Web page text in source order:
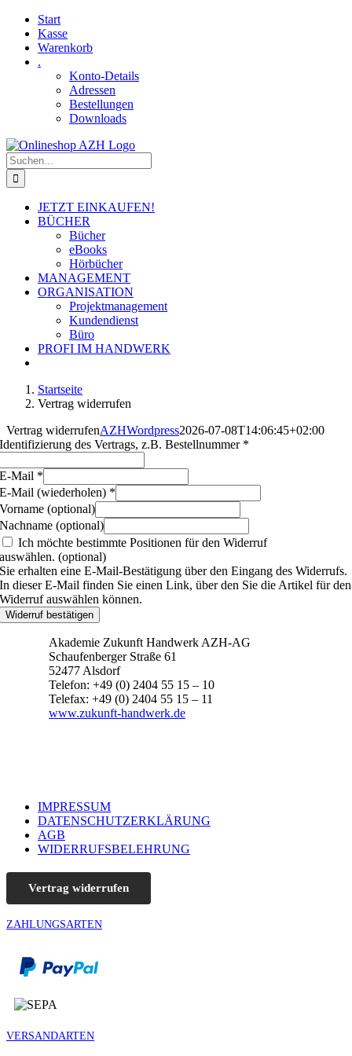
Skip
content
Facebook
YouTubeStart
Kasse
Warenkorb
.
Konto-Details
Adressen
Bestellungen
Downloads
Suche
nach:
JETZT EINKAUFEN!
BÜCHER
Bücher
eBooks
Hörbücher
MANAGEMENT
ORGANISATION
Projektmanagement
Kundendienst
Büro
PROFI IM HANDWERK
Startseite
Vertrag widerrufen
Vertrag widerrufenAZHWordpress2026-07-08T14:06:45+02:00
Identifizierung des Vertrags, z.B. Bestellnummer *
E-Mail *
E-Mail (wiederholen) *
Vorname(optional)
Nachname(optional)
Ich möchte bestimmte Positionen für den Widerruf
auswählen.(optional)
Sie erhalten eine E-Mail-Bestätigung über den Eingang des Widerrufs.
In dieser E-Mail finden Sie einen Link, über den Sie die Artikel für den
Widerruf auswählen können.
Widerruf bestätigen
Akademie Zukunft Handwerk AZH-AG
Schaufenberger Straße 61
52477 Alsdorf
Telefon: +49 (0) 2404 55 15 – 10
Telefax: +49 (0) 2404 55 15 – 11
www.zukunft-handwerk.de
IMPRESSUM
DATENSCHUTZERKLÄRUNG
AGB
WIDERRUFSBELEHRUNG
Vertrag widerrufen
ZAHLUNGSARTEN
VERSANDARTEN